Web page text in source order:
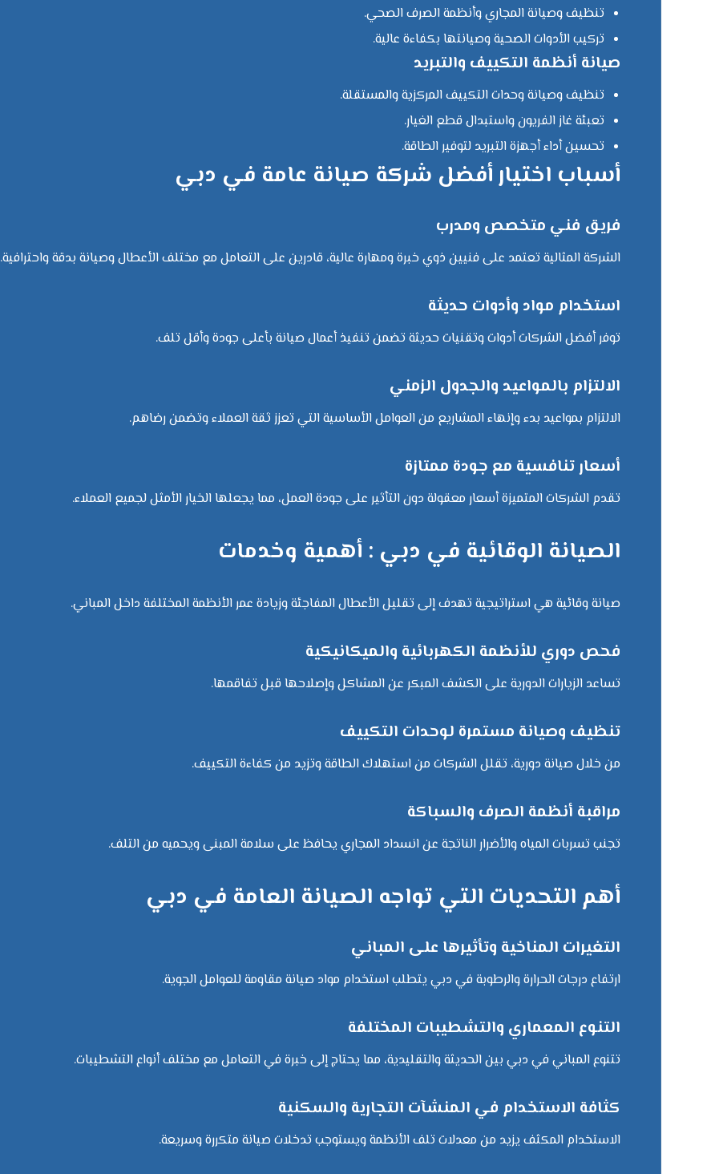
تنظيف وصيانة المجاري وأنظمة الصرف الصحي.
تركيب الأدوات الصحية وصيانتها بكفاءة عالية.
صيانة أنظمة التكييف والتبريد
تنظيف وصيانة وحدات التكييف المركزية والمستقلة.
تعبئة غاز الفريون واستبدال قطع الغيار.
تحسين أداء أجهزة التبريد لتوفير الطاقة.
أسباب اختيار أفضل شركة صيانة عامة في دبي
فريق فني متخصص ومدرب
الشركة المثالية تعتمد على فنيين ذوي خبرة ومهارة عالية، قادرين على التعامل مع مختلف الأعطال وصيانة بدقة واحترافية.
استخدام مواد وأدوات حديثة
توفر أفضل الشركات أدوات وتقنيات حديثة تضمن تنفيذ أعمال صيانة بأعلى جودة وأقل تلف.
الالتزام بالمواعيد والجدول الزمني
الالتزام بمواعيد بدء وإنهاء المشاريع من العوامل الأساسية التي تعزز ثقة العملاء وتضمن رضاهم.
أسعار تنافسية مع جودة ممتازة
تقدم الشركات المتميزة أسعار معقولة دون التأثير على جودة العمل، مما يجعلها الخيار الأمثل لجميع العملاء.
الصيانة الوقائية في دبي : أهمية وخدمات
صيانة وقائية هي استراتيجية تهدف إلى تقليل الأعطال المفاجئة وزيادة عمر الأنظمة المختلفة داخل المباني.
فحص دوري للأنظمة الكهربائية والميكانيكية
تساعد الزيارات الدورية على الكشف المبكر عن المشاكل وإصلاحها قبل تفاقمها.
تنظيف وصيانة مستمرة لوحدات التكييف
من خلال صيانة دورية، تقلل الشركات من استهلاك الطاقة وتزيد من كفاءة التكييف.
مراقبة أنظمة الصرف والسباكة
تجنب تسربات المياه والأضرار الناتجة عن انسداد المجاري يحافظ على سلامة المبنى ويحميه من التلف.
أهم التحديات التي تواجه الصيانة العامة في دبي
التغيرات المناخية وتأثيرها على المباني
ارتفاع درجات الحرارة والرطوبة في دبي يتطلب استخدام مواد صيانة مقاومة للعوامل الجوية.
التنوع المعماري والتشطيبات المختلفة
تتنوع المباني في دبي بين الحديثة والتقليدية، مما يحتاج إلى خبرة في التعامل مع مختلف أنواع التشطيبات.
كثافة الاستخدام في المنشآت التجارية والسكنية
الاستخدام المكثف يزيد من معدلات تلف الأنظمة ويستوجب تدخلات صيانة متكررة وسريعة.